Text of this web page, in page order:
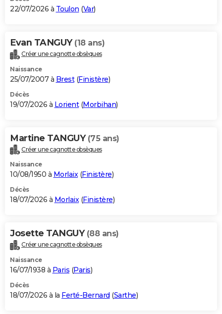
22/07/2026 à Toulon (Var)
Evan TANGUY (18 ans)
Créer une cagnotte obsèques
Naissance
25/07/2007 à Brest(Finistère)
Décès
19/07/2026 à Lorient(Morbihan)
Martine TANGUY (75 ans)
Créer une cagnotte obsèques
Naissance
10/08/1950 à Morlaix(Finistère)
Décès
18/07/2026 à Morlaix(Finistère)
Josette TANGUY (88 ans)
Créer une cagnotte obsèques
Naissance
16/07/1938 à Paris (Paris)
Décès
18/07/2026 à la Ferté-Bernard (Sarthe)